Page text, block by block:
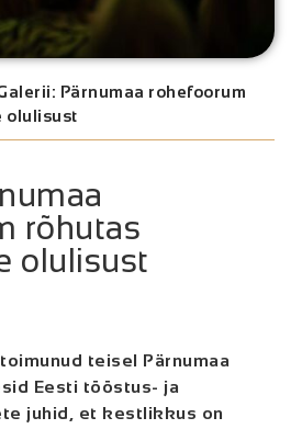
Pärnumaa rohefoorum
olulisust
rõhutas
olulisust
teisel Pärnumaa
Eesti tööstus- ja
juhid, et kestlikkus on